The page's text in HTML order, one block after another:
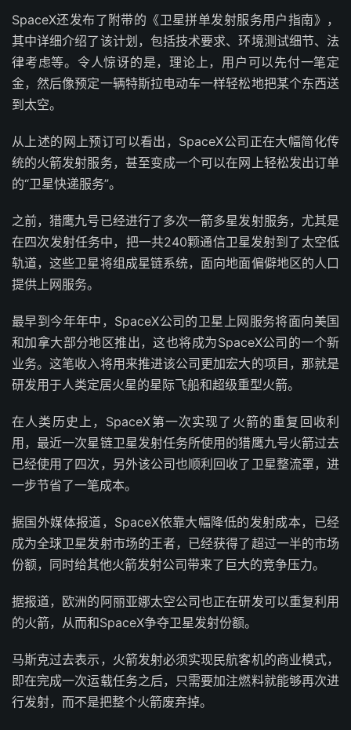
SpaceX还发布了附带的《卫星拼单发射服务用户指南》，
其中详细介绍了该计划，包括技术要求、环境测试细节、法
律考虑等。令人惊讶的是，理论上，用户可以先付一笔定
金，然后像预定一辆特斯拉电动车一样轻松地把某个东西送
到太空。
从上述的网上预订可以看出，SpaceX公司正在大幅简化传
统的火箭发射服务，甚至变成一个可以在网上轻松发出订单
的“卫星快递服务”。
之前，猎鹰九号已经进行了多次一箭多星发射服务，尤其是
在四次发射任务中，把一共240颗通信卫星发射到了太空低
轨道，这些卫星将组成星链系统，面向地面偏僻地区的人口
提供上网服务。
最早到今年年中，SpaceX公司的卫星上网服务将面向美国
和加拿大部分地区推出，这也将成为SpaceX公司的一个新
业务。这笔收入将用来推进该公司更加宏大的项目，那就是
研发用于人类定居火星的星际飞船和超级重型火箭。
在人类历史上，SpaceX第一次实现了火箭的重复回收利
用，最近一次星链卫星发射任务所使用的猎鹰九号火箭过去
已经使用了四次，另外该公司也顺利回收了卫星整流罩，进
一步节省了一笔成本。
据国外媒体报道，SpaceX依靠大幅降低的发射成本，已经
成为全球卫星发射市场的王者，已经获得了超过一半的市场
份额，同时给其他火箭发射公司带来了巨大的竞争压力。
据报道，欧洲的阿丽亚娜太空公司也正在研发可以重复利用
的火箭，从而和SpaceX争夺卫星发射份额。
马斯克过去表示，火箭发射必须实现民航客机的商业模式，
即在完成一次运载任务之后，只需要加注燃料就能够再次进
行发射，而不是把整个火箭废弃掉。